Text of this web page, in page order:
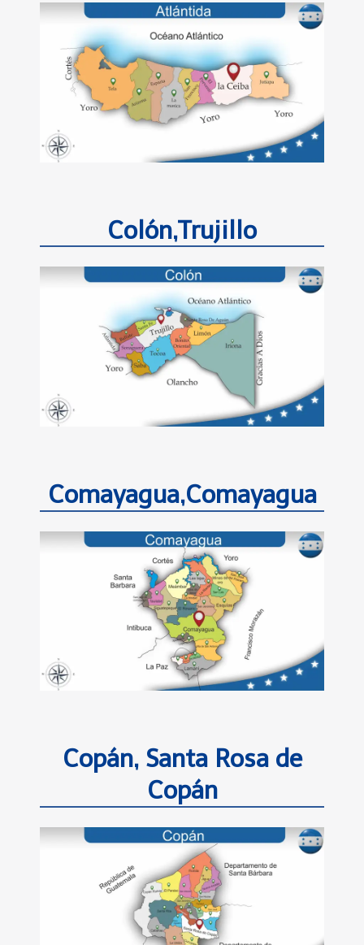
Colón,Trujillo
Comayagua,Comayagua
Copán, Santa Rosa de
Copán